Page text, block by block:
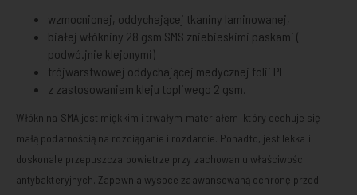
wzmocnionej, oddychającej tkaniny laminowanej,
białej włókniny 28 gsm SMS zniebieskimi paskami (
podwó.jnie klejonymi)
trójwarstwowej oddychającej medycznej folii PE
z zastosowaniem kleju topliwego 2 gsm.
Włóknina SMA jest miękkim i trwałym materiałem który cechuje się
małą podatnością na rozciąganie i rozdarcie. Ponadto, jest lekka i
doskonale przepuszcza powietrze przy zachowaniu właściwości
antybakteryjnych. Zapewnia wysoce zaawansowaną ochronę przed